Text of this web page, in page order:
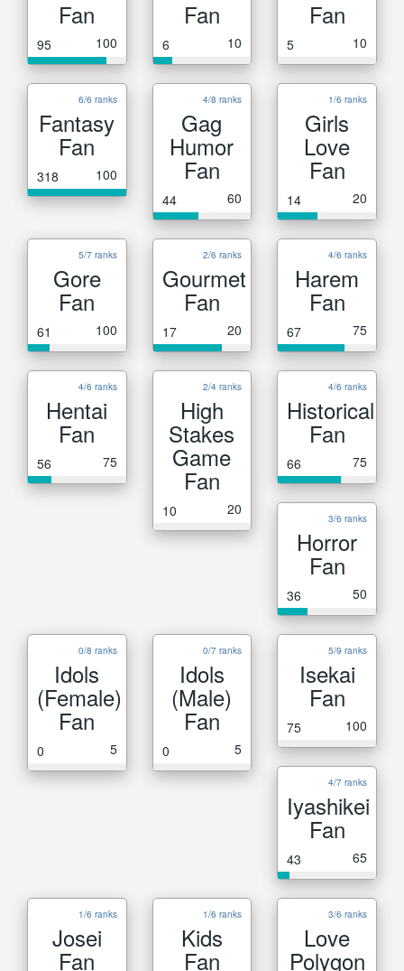
Fan
95 100
Fan
6 10
Fan
5 10
6/6 ranks
Fantasy
Fan
318 100
4/8 ranks
Gag
Humor
Fan
44 60
1/6 ranks
Girls
Love
Fan
14 20
5/7 ranks
Gore
Fan
61 100
2/6 ranks
Gourmet
Fan
17 20
4/6 ranks
Harem
Fan
67 75
4/6 ranks
Hentai
Fan
56 75
2/4 ranks
High
Stakes
Game
Fan
10 20
4/6 ranks
Historical
Fan
66 75
3/6 ranks
Horror
Fan
36 50
0/8 ranks
Idols
(Female)
Fan
0 5
0/7 ranks
Idols
(Male)
Fan
0 5
5/9 ranks
Isekai
Fan
75 100
4/7 ranks
Iyashikei
Fan
43 65
1/6 ranks
Josei
Fan
1/6 ranks
Kids
Fan
3/6 ranks
Love
Polygon